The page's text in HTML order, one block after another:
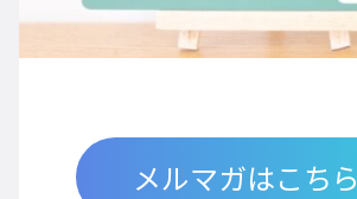
メルマガはこちら